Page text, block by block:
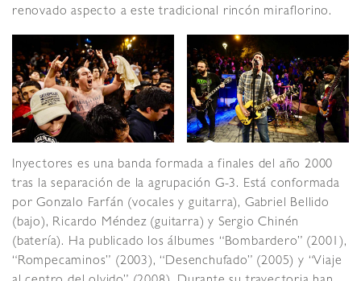
renovado aspecto a este tradicional rincón miraflorino.
Inyectores es una banda formada a finales del año 2000
tras la separación de la agrupación G-3. Está conformada
por Gonzalo Farfán (vocales y guitarra), Gabriel Bellido
(bajo), Ricardo Méndez (guitarra) y Sergio Chinén
(batería). Ha publicado los álbumes “Bombardero” (2001),
“Rompecaminos” (2003), “Desenchufado” (2005) y “Viaje